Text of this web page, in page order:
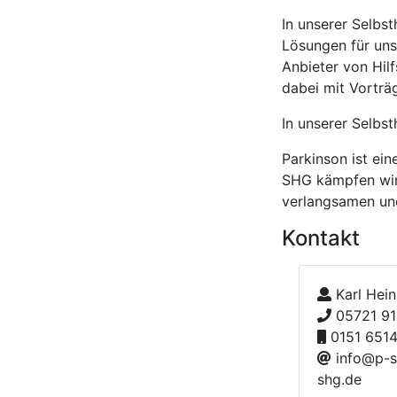
In unserer
Lösungen für
Anbieter von
dabei mit
In unserer
Parkinson ist
SHG kämpfen
verlangsamen
Kontakt
Karl
05721
0151
info@p-
shg.de